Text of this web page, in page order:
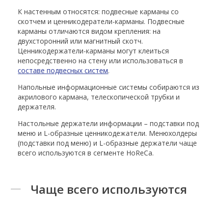
К настенным относятся: подвесные карманы со
скотчем и ценникодератели-карманы. Подвесные
карманы отличаются видом крепления: на
двухсторонний или магнитный скотч.
Ценникодержатели-карманы могут клеиться
непосредственно на стену или использоваться в
составе подвесных систем.
Напольные информационные системы собираются из
акрилового кармана, телескопической трубки и
держателя.
Настольные держатели информации – подставки под
меню и L-образные ценникодежатели. Менюхолдеры
(подставки под меню) и L-образные держатели чаще
всего используются в сегменте HoReCa.
Чаще всего используются